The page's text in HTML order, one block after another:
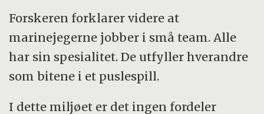
Forskeren forklarer videre at
marinejegerne jobber i små team. Alle
har sin spesialitet. De utfyller hverandre
som bitene i et puslespill.
I dette miljøet er det ingen fordeler